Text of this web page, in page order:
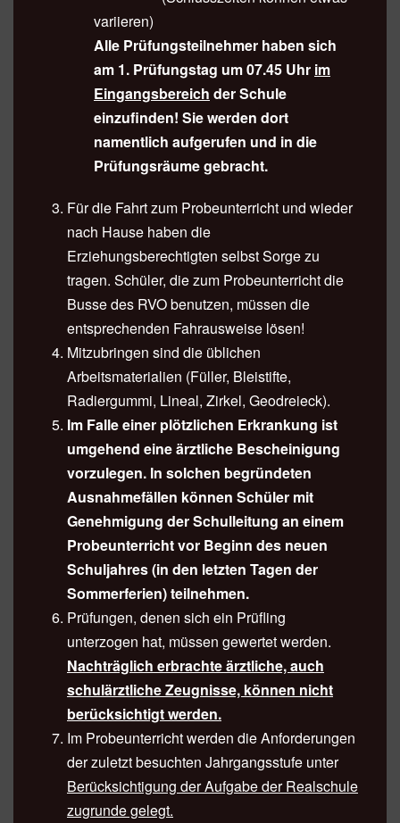
variieren)
Alle Prüfungsteilnehmer haben sich
am 1. Prüfungstag um 07.45 Uhr im
Eingangsbereich der Schule
einzufinden! Sie werden dort
namentlich aufgerufen und in die
Prüfungsräume gebracht.
Für die Fahrt zum Probeunterricht und wieder
nach Hause haben die
Erziehungsberechtigten selbst Sorge zu
tragen. Schüler, die zum Probeunterricht die
Busse des RVO benutzen, müssen die
entsprechenden Fahrausweise lösen!
Mitzubringen sind die üblichen
Arbeitsmaterialien (Füller, Bleistifte,
Radiergummi, Lineal, Zirkel, Geodreieck).
Im Falle einer plötzlichen Erkrankung ist
umgehend eine ärztliche Bescheinigung
vorzulegen. In solchen begründeten
Ausnahmefällen können Schüler mit
Genehmigung der Schulleitung an einem
Probeunterricht vor Beginn des neuen
Schuljahres (in den letzten Tagen der
Sommerferien) teilnehmen.
Prüfungen, denen sich ein Prüfling
unterzogen hat, müssen gewertet werden.
Nachträglich erbrachte ärztliche, auch
schulärztliche Zeugnisse, können nicht
berücksichtigt werden.
Im Probeunterricht werden die Anforderungen
der zuletzt besuchten Jahrgangsstufe unter
Berücksichtigung der Aufgabe der Realschule
zugrunde gelegt.